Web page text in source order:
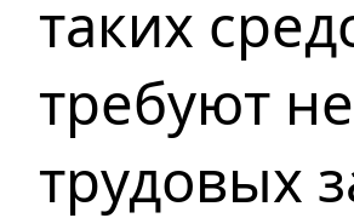
таких
требуют
трудовых